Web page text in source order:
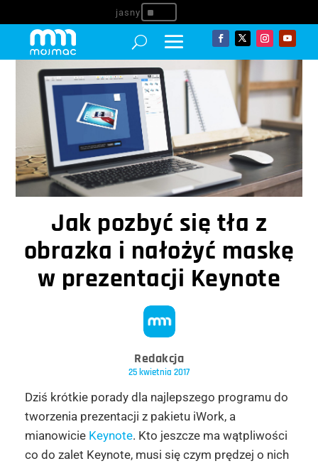
^
Jak pozbyć się tła z
obrazka i nałożyć maskę
w prezentacji Keynote
Redakcja
25 kwietnia 2017
Dziś krótkie porady dla najlepszego programu do
tworzenia prezentacji z pakietu iWork, a
mianowicie Keynote. Kto jeszcze ma wątpliwości
co do zalet Keynote, musi się czym prędzej o nich